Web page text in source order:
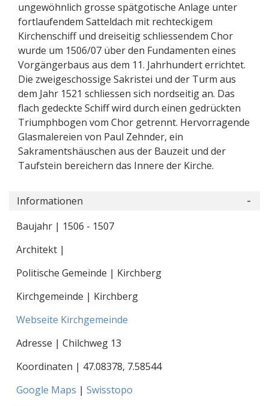
ungewöhnlich grosse spätgotische Anlage unter
fortlaufendem Satteldach mit rechteckigem
Kirchenschiff und dreiseitig schliessendem Chor
wurde um 1506/07 über den Fundamenten eines
Vorgängerbaus aus dem 11. Jahrhundert errichtet.
Die zweigeschossige Sakristei und der Turm aus
dem Jahr 1521 schliessen sich nordseitig an. Das
flach gedeckte Schiff wird durch einen gedrückten
Triumphbogen vom Chor getrennt. Hervorragende
Glasmalereien von Paul Zehnder, ein
Sakramentshäuschen aus der Bauzeit und der
Taufstein bereichern das Innere der Kirche.
Informationen
Baujahr | 1506 - 1507
Architekt |
Politische Gemeinde | Kirchberg
Kirchgemeinde | Kirchberg
Webseite Kirchgemeinde
Adresse | Chilchweg 13
Koordinaten | 47.08378, 7.58544
Google Maps | Swisstopo